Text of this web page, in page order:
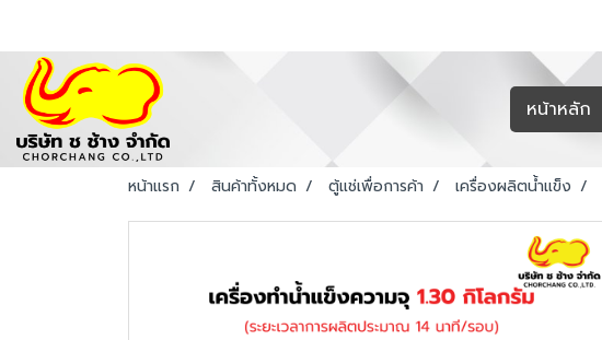
หน้าหลัก
หน้าแรก สินค้าทั้งหมด ตู้แช่เพื่อการค้า เครื่องผลิตน้ำแข็ง